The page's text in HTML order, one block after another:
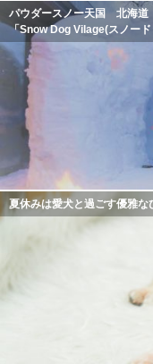
パウダースノー天国 北海道
「Snow Dog Vilage(スノー
夏休みは愛犬と過ごす優雅